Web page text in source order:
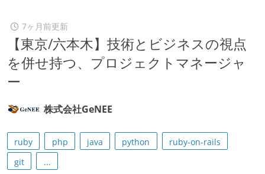
7ヶ月前更新
【東京/六本木】技術とビジネスの視点
を併せ持つ、プロジェクトマネージャ
ー
株式会社GeNEE
ruby php java python
ruby-on-rails
git
...